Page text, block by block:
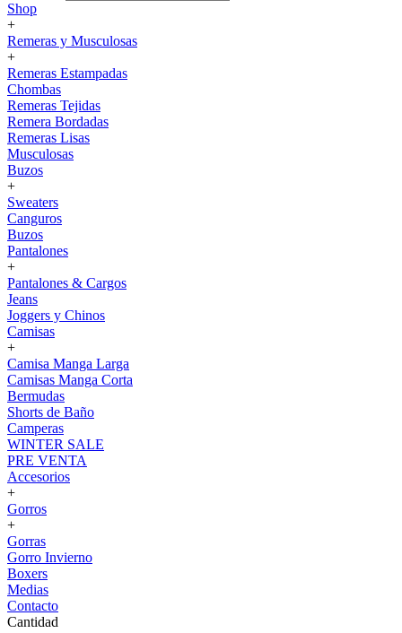
Shop
+
Remeras y Musculosas
+
Remeras Estampadas
Chombas
Remeras Tejidas
Remera Bordadas
Remeras Lisas
Musculosas
Buzos
+
Sweaters
Canguros
Buzos
Pantalones
+
Pantalones & Cargos
Jeans
Joggers y Chinos
Camisas
+
Camisa Manga Larga
Camisas Manga Corta
Bermudas
Shorts de Baño
Camperas
WINTER SALE
PRE VENTA
Accesorios
+
Gorros
+
Gorras
Gorro Invierno
Boxers
Medias
Contacto
Cantidad